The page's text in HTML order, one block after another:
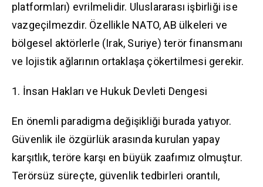
platformları) evrilmelidir. Uluslararası işbirliği ise
vazgeçilmezdir. Özellikle NATO, AB ülkeleri ve
bölgesel aktörlerle (Irak, Suriye) terör finansmanı
ve lojistik ağlarının ortaklaşa çökertilmesi gerekir.
1. İnsan Hakları ve Hukuk Devleti Dengesi
En önemli paradigma değişikliği burada yatıyor.
Güvenlik ile özgürlük arasında kurulan yapay
karşıtlık, teröre karşı en büyük zaafımız olmuştur.
Terörsüz süreçte, güvenlik tedbirleri orantılı,